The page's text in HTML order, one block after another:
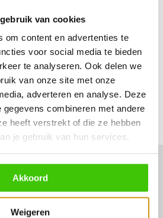
van cookies
om content en advertenties te
voor social media te bieden
te analyseren. Ook delen we
van onze site met onze
adverteren en analyse. Deze
gegevens combineren met andere
heeft verstrekt of die ze hebben
je gebruik van hun services.
Akkoord
Weigeren
specialisten!